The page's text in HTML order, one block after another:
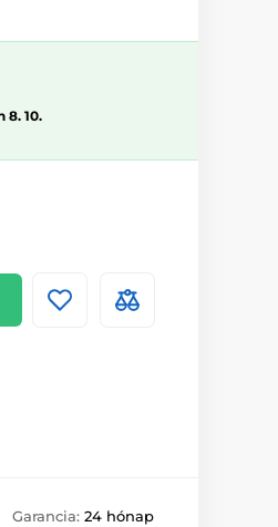
8. 10.
Garancia: 24 hónap